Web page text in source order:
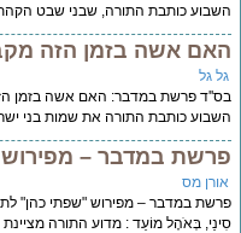
כותבת התורה, שבני שבט הקהתי
אשה בזמן הזה
גל
פרשת במדבר: האם אשה בזמן
כותבת התורה את שמות בני
במדבר – מפירוש
מס
במדבר – מפירוש "שפתי כהן"
בְּאֹהֶל מוֹעֵד : מדוע התורה מציינת